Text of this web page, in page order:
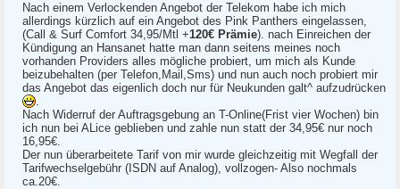
Nach einem Verlockenden Angebot der Telekom habe ich mich
allerdings kürzlich auf ein Angebot des Pink Panthers eingelassen,
(Call & Surf Comfort 34,95/Mtl +120€ Prämie). nach Einreichen der
Kündigung an Hansanet hatte man dann seitens meines noch
vorhanden Providers alles mögliche probiert, um mich als Kunde
beizubehalten (per Telefon,Mail,Sms) und nun auch noch probiert mir
das Angebot das eigenlich doch nur für Neukunden galt^ aufzudrücken
.
Nach Widerruf der Auftragsgebung an T-Online(Frist vier Wochen) bin
ich nun bei ALice geblieben und zahle nun statt der 34,95€ nur noch
16,95€.
Der nun überarbeitete Tarif von mir wurde gleichzeitig mit Wegfall der
Tarifwechselgebühr (ISDN auf Analog), vollzogen- Also nochmals
ca.20€.